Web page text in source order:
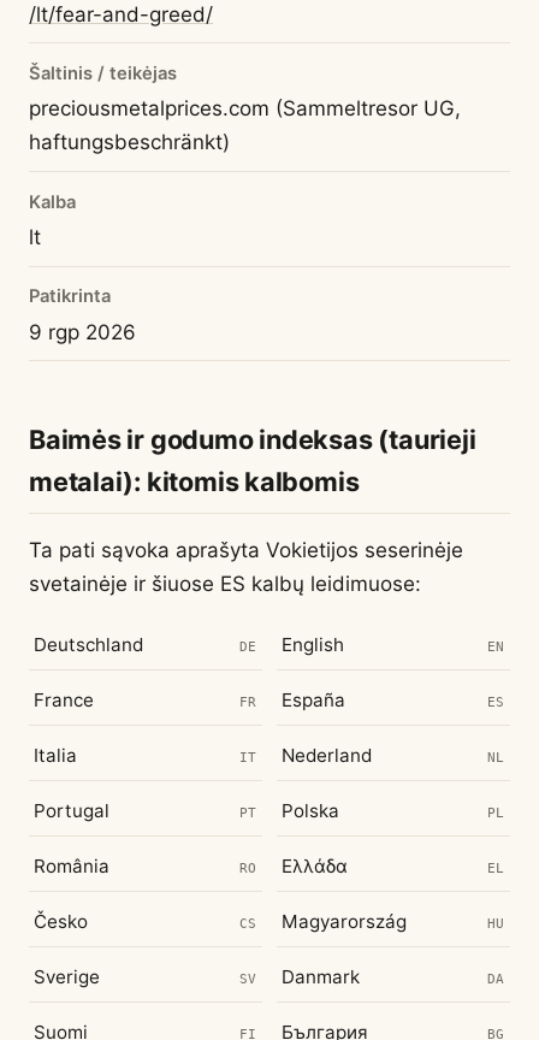
/lt/fear-and-greed/
Šaltinis / teikėjas
preciousmetalprices.com (Sammeltresor UG,
haftungsbeschränkt)
Kalba
lt
Patikrinta
9 rgp 2026
Baimės ir godumo indeksas (taurieji
metalai): kitomis kalbomis
Ta pati sąvoka aprašyta Vokietijos seserinėje
svetainėje ir šiuose ES kalbų leidimuose:
Deutschland DE English EN
France FR España ES
Italia IT Nederland NL
Portugal PT Polska PL
România RO Ελλάδα EL
Česko CS Magyarország HU
Sverige SV Danmark DA
Suomi FI България BG